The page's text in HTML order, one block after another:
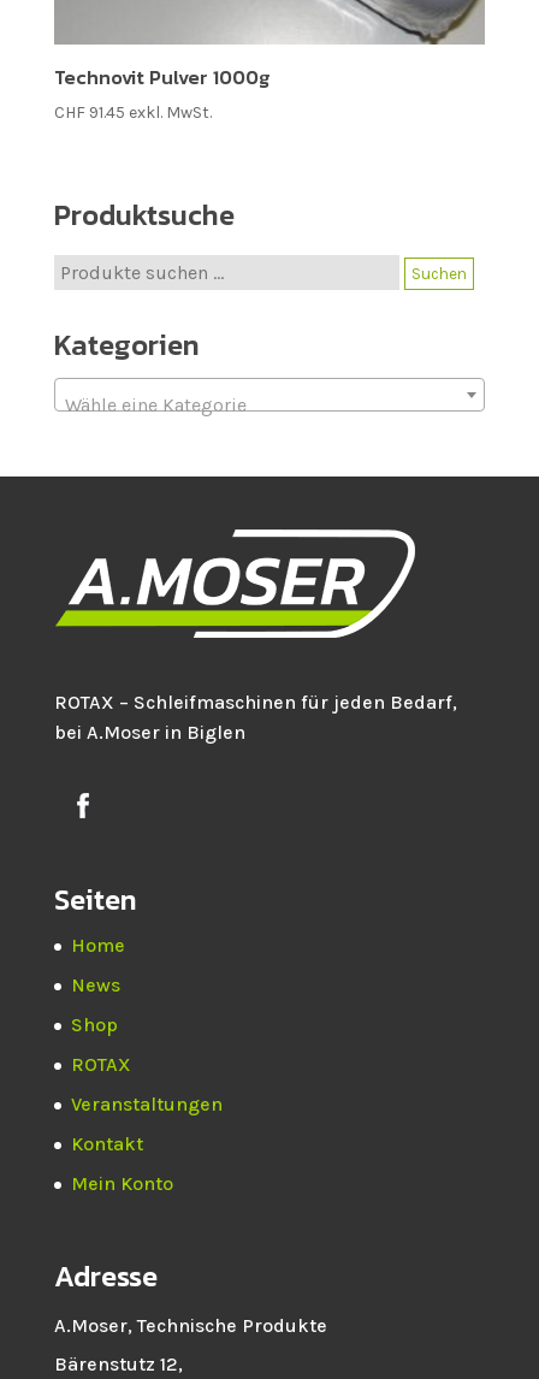
Technovit Pulver 1000g
CHF91.45 exkl. MwSt.
Produktsuche
Suche
nach:
Suchen
Kategorien
Wähle eine Kategorie
ROTAX – Schleifmaschinen für jeden Bedarf,
bei A.Moser in Biglen
Seiten
Home
News
Shop
ROTAX
Veranstaltungen
Kontakt
Mein Konto
Adresse
A.Moser, Technische Produkte
Bärenstutz 12,